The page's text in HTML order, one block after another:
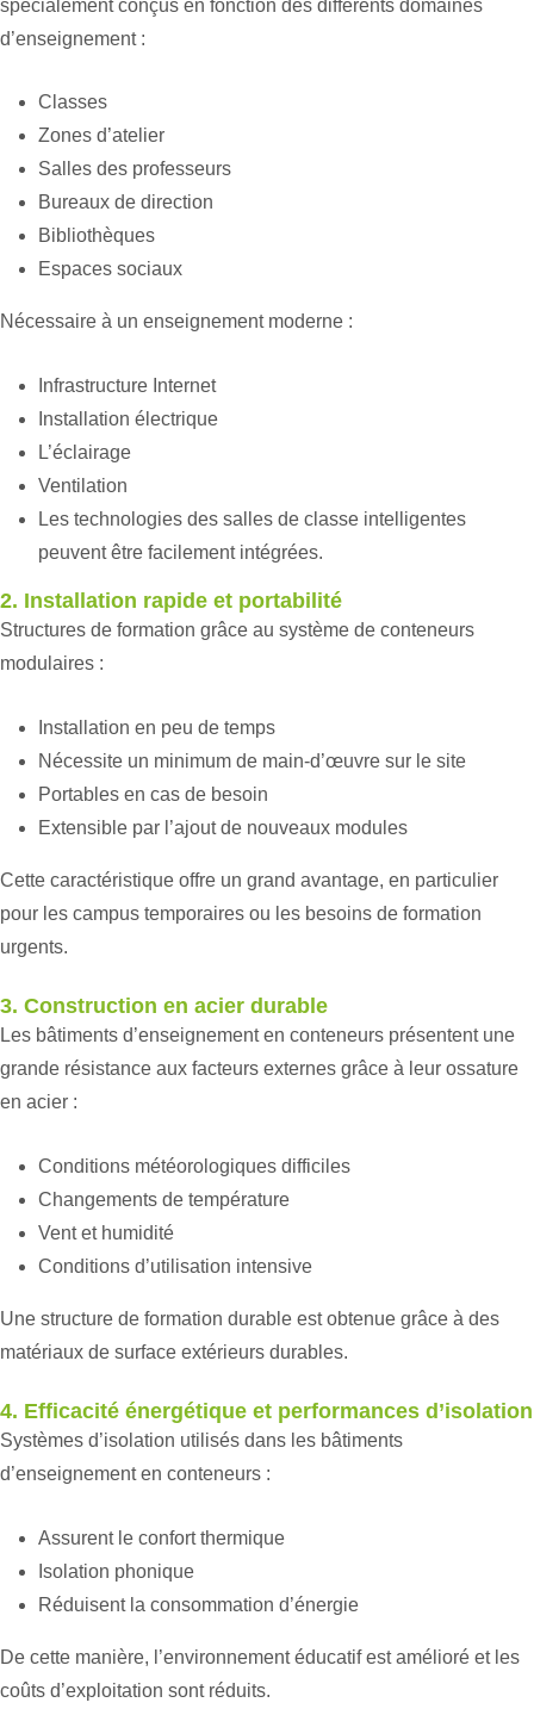
spécialement conçus en fonction des différents domaines
d’enseignement :
Classes
Zones d’atelier
Salles des professeurs
Bureaux de direction
Bibliothèques
Espaces sociaux
Nécessaire à un enseignement moderne :
Infrastructure Internet
Installation électrique
L’éclairage
Ventilation
Les technologies des salles de classe intelligentes
peuvent être facilement intégrées.
2. Installation rapide et portabilité
Structures de formation grâce au système de conteneurs
modulaires :
Installation en peu de temps
Nécessite un minimum de main-d’œuvre sur le site
Portables en cas de besoin
Extensible par l’ajout de nouveaux modules
Cette caractéristique offre un grand avantage, en particulier
pour les campus temporaires ou les besoins de formation
urgents.
3. Construction en acier durable
Les bâtiments d’enseignement en conteneurs présentent une
grande résistance aux facteurs externes grâce à leur ossature
en acier :
Conditions météorologiques difficiles
Changements de température
Vent et humidité
Conditions d’utilisation intensive
Une structure de formation durable est obtenue grâce à des
matériaux de surface extérieurs durables.
4. Efficacité énergétique et performances d’isolation
Systèmes d’isolation utilisés dans les bâtiments
d’enseignement en conteneurs :
Assurent le confort thermique
Isolation phonique
Réduisent la consommation d’énergie
De cette manière, l’environnement éducatif est amélioré et les
coûts d’exploitation sont réduits.